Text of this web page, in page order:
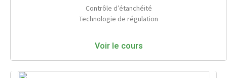
Contrôle d’étanchéité
Technologie de régulation
Voir le cours